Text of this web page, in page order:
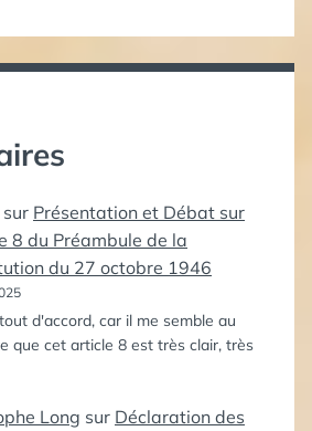
sur Présentation et Débat sur
8 du Préambule de la
du 27 octobre 1946
d'accord, car il me semble au
que cet article 8 est très clair, très
Long sur Déclaration des